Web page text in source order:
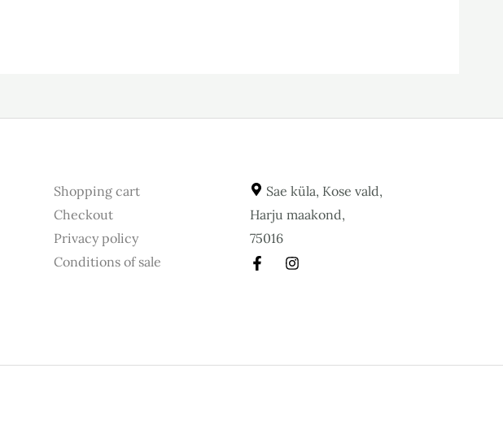
Shopping cart
Checkout
Privacy policy
Conditions of sale
Sae küla, Kose vald,
Harju maakond,
75016